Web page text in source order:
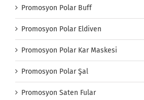
Promosyon Polar Buff
Promosyon Polar Eldiven
Promosyon Polar Kar Maskesi
Promosyon Polar Şal
Promosyon Saten Fular